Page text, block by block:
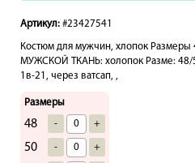
Артикул: #23427541
Костюм для мужчин, хлопок
МУЖСКОЙ ТКАНЬ: холопок Разме: 48/
1в-21, через ватсап, ,
Размеры
48 - +
50 - +